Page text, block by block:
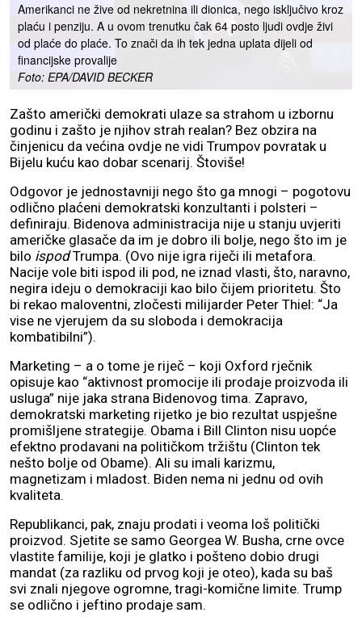
Amerikanci ne žive od nekretnina ili dionica, nego isključivo kroz
plaću i penziju. A u ovom trenutku čak 64 posto ljudi ovdje živi
od plaće do plaće. To znači da ih tek jedna uplata dijeli od
financijske provalije
Foto: EPA/DAVID BECKER
Zašto američki demokrati ulaze sa strahom u izbornu
godinu i zašto je njihov strah realan? Bez obzira na
činjenicu da većina ovdje ne vidi Trumpov povratak u
Bijelu kuću kao dobar scenarij. Štoviše!
Odgovor je jednostavniji nego što ga mnogi – pogotovu
odlično plaćeni demokratski konzultanti i polsteri –
definiraju. Bidenova administracija nije u stanju uvjeriti
američke glasače da im je dobro ili bolje, nego što im je
bilo ispodTrumpa. (Ovo nije igra riječi ili metafora.
Nacije vole biti ispod ili pod, ne iznad vlasti, što, naravno,
negira ideju o demokraciji kao bilo čijem prioritetu. Što
bi rekao maloventni, zločesti milijarder Peter Thiel: “Ja
vise ne vjerujem da su sloboda i demokracija
kombatibilni”).
Marketing – a o tome je riječ – koji Oxford rječnik
opisuje kao “aktivnost promocije ili prodaje proizvoda ili
usluga” nije jaka strana Bidenovog tima. Zapravo,
demokratski marketing rijetko je bio rezultat uspješne
promišljene strategije. Obama i Bill Clinton nisu uopće
efektno prodavani na političkom tržištu (Clinton tek
nešto bolje od Obame). Ali su imali karizmu,
magnetizam i mladost. Biden nema ni jednu od ovih
kvaliteta.
Republikanci, pak, znaju prodati i veoma loš politički
proizvod. Sjetite se samo Georgea W. Busha, crne ovce
vlastite familije, koji je glatko i pošteno dobio drugi
mandat (za razliku od prvog koji je oteo), kada su baš
svi znali njegove ogromne, tragi-komične limite. Trump
se odlično i jeftino prodaje sam.